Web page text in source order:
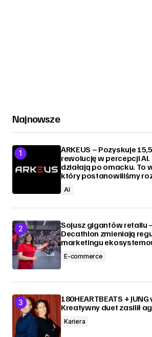
Najnowsze
ARKEUS – Pozyskuje
rewolucję w percepcji
działają po omacku. To
który postanowiliśmy
AI
Sojusz gigantów retailu
Decathlon zmieniają
marketingu
E-commerce
180HEARTBEATS + JUNG
Kreatywny duet zasilił
Kariera